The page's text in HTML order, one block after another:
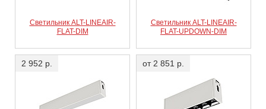
Светильник ALT-LINEAIR-
FLAT-DIM
Светильник ALT-LINEAIR-
FLAT-UPDOWN-DIM
2 952 р. от 2 851 р.